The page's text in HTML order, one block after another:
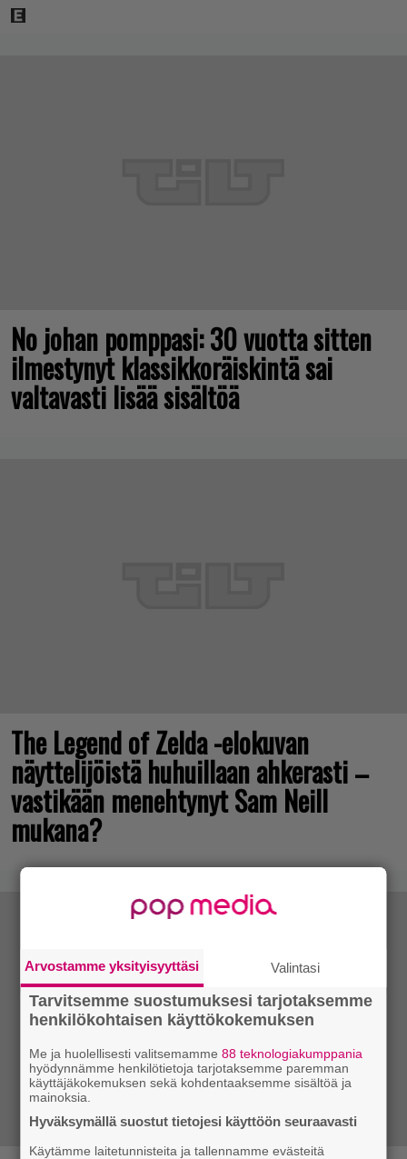
No johan pomppasi: 30 vuotta sitten
ilmestynyt klassikkoräiskintä sai
valtavasti lisää sisältöä
The Legend of Zelda -elokuvan
näyttelijöistä huhuillaan ahkerasti –
vastikään menehtynyt Sam Neill
mukana?
Arvostamme yksityisyyttäsi Valintasi
Tarvitsemme suostumuksesi tarjotaksemme
henkilökohtaisen käyttökokemuksen
Me ja huolellisesti valitsemamme88 teknologiakumppania
hyödynnämme henkilötietoja tarjotaksemme paremman
käyttäjäkokemuksen sekä kohdentaaksemme sisältöä ja
mainoksia.
Hyväksymällä suostut tietojesi käyttöön seuraavasti
Käytämme laitetunnisteita ja tallennamme evästeitä